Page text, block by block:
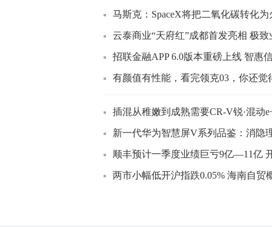
马斯克：SpaceX将把二氧化碳转化
云泰商业“天府红”成都首发亮相 极
招联金融APP 6.0版本重磅上线 智惠
有颜值有性能，看完领克03，你还觉
插混从稚嫩到成熟需要CR-V锐·混动
新一代华为智慧屏V系列品鉴：消隐
顺丰预计一季度业绩巨亏9亿—11亿
两市小幅低开沪指跌0.05% 海南自贸